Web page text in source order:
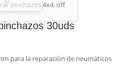
30uds
para la reparación de neumáticos